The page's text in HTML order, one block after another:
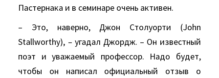
Пастернака и в семинаре очень активен.
– Это, наверно, Джон Столуорти (John
Stallworthy), – угадал Джордж. – Он известный
поэт и уважаемый профессор. Надо будет,
чтобы он написал официальный отзыв о